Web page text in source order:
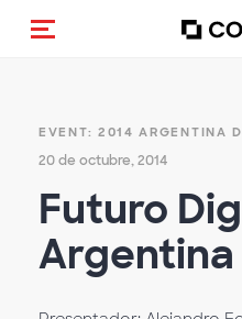
(Des)activar la
EVENT: 2014 ARGENTINA
20 de octubre, 2014
Futuro
Argentina